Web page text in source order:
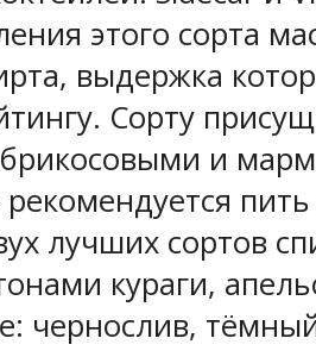
этого сорта
выдержка
Сорту
и
лучших сортов
кураги,
чернослив,